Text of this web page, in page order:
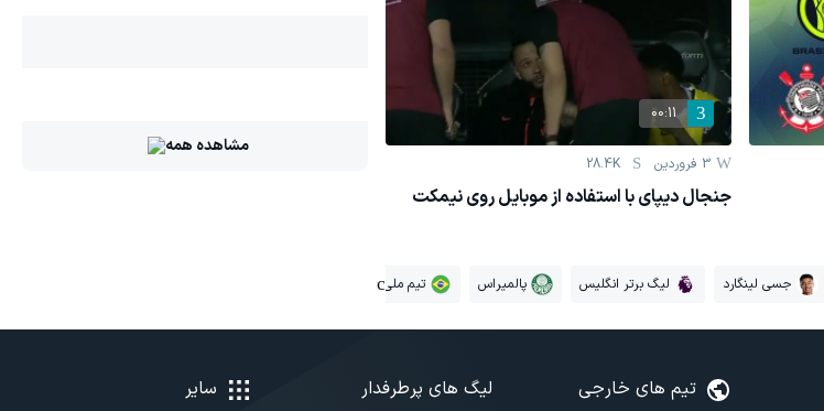
00:11
3 فروردين 28.4K
جنجال دیپای با استفاده از موبایل روی نیمکت
جسی لینگارد لیگ برتر انگلیس پالمیراس تیم ملی برزیل
مشاهده همه
تیم های خارجی لیگ های پرطرفدار سایر